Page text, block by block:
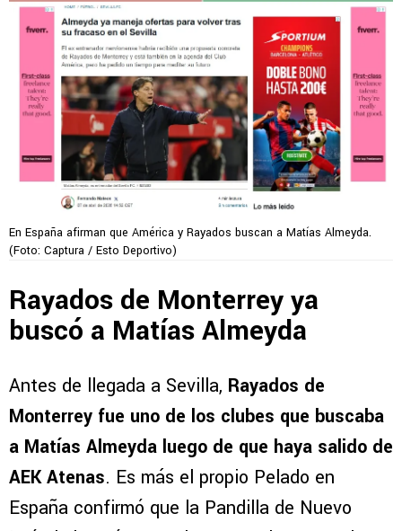
En España afirman que América y Rayados buscan a Matías Almeyda.
(Foto: Captura / Esto Deportivo)
Rayados de Monterrey ya
buscó a Matías Almeyda
Antes de llegada a Sevilla, Rayados de
Monterrey fue uno de los clubes que buscaba
a Matías Almeyda luego de que haya salido de
AEK Atenas. Es más el propio Pelado en
España confirmó que la Pandilla de Nuevo